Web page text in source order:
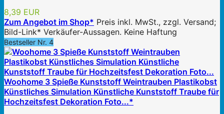
8,39 EUR
Zum Angebot im Shop* Preis inkl. MwSt., zzgl. Versand;
Bild-Link* Verkäufer-Aussagen. Keine Haftung
Bestseller Nr. 4
Woohome 3 Spieße Kunststoff Weintrauben Plastikobst
Künstliches Simulation Künstliche Kunststoff Traube für
Hochzeitsfest Dekoration Foto...*